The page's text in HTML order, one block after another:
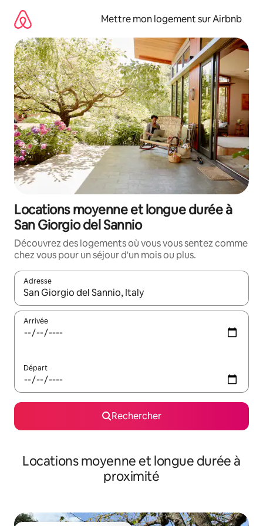
directement
contenu
Mettre mon logement sur Airbnb
Locations moyenne et longue durée à
San Giorgio del Sannio
Découvrez des logements où vous vous sentez comme
chez vous pour un séjour d'un mois ou plus.
Adresse
Lorsque les résultats s'affichent, utilisez les flèches vers le
Arrivée
Départ
Rechercher
Locations moyenne et longue durée à
proximité